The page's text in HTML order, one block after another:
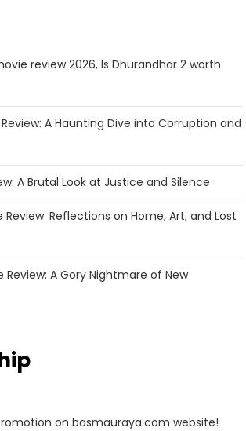
review 2026, Is Dhurandhar 2 worth
A Haunting Dive into Corruption and
A Brutal Look at Justice and Silence
Review: Reflections on Home, Art, and Lost
Review: A Gory Nightmare of New
on basmauraya.com website!